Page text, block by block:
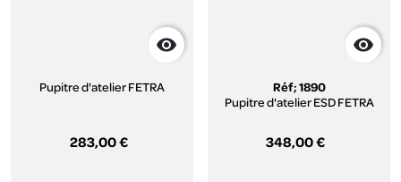

Pupitre d'atelier FETRA
283,00 €

Réf; 1890
Pupitre d'atelier ESD FETRA
348,00 €